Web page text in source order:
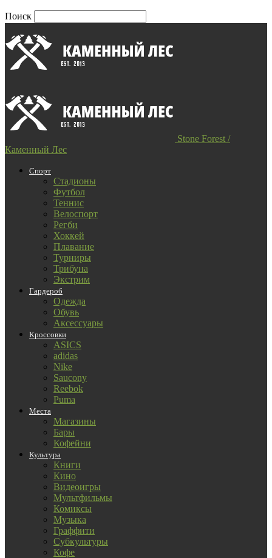
Поиск
Stone Forest /
Каменный Лес
Спорт
Стадионы
Футбол
Теннис
Велоспорт
Регби
Хоккей
Плавание
Турниры
Трибуна
Экстрим
Гардероб
Одежда
Обувь
Аксессуары
Кроссовки
ASICS
adidas
Nike
Saucony
Reebok
Puma
Места
Магазины
Бары
Кофейни
Культура
Книги
Кино
Видеоигры
Мультфильмы
Комиксы
Музыка
Граффити
Субкультуры
Кофе